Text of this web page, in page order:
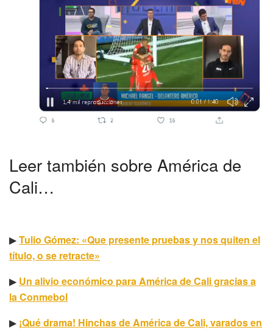
Leer también sobre América de
Cali…
▶Tulio Gómez: «Que presente pruebas y nos quiten el
título, o se retracte»
▶ Un alivio económico para América de Cali gracias a
la Conmebol
▶ ¡Qué drama! Hinchas de América de Cali, varados en